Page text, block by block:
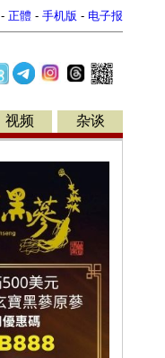
- 正體 - 手机版 - 电子报
视频 杂谈